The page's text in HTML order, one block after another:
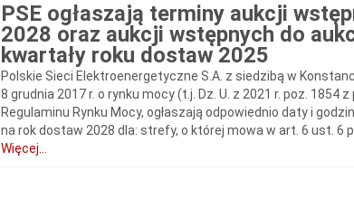
PSE ogłaszają terminy aukcji
2028 oraz aukcji wstępnych do
kwartały roku dostaw 2025
Polskie Sieci Elektroenergetyczne S.A. z siedzibą w
8 grudnia 2017 r. o rynku mocy (t.j. Dz. U. z 2021 r. poz. 1854
Regulaminu Rynku Mocy, ogłaszają odpowiednio daty i
na rok dostaw 2028 dla: strefy, o której mowa w art. 6 ust. 6
Więcej...